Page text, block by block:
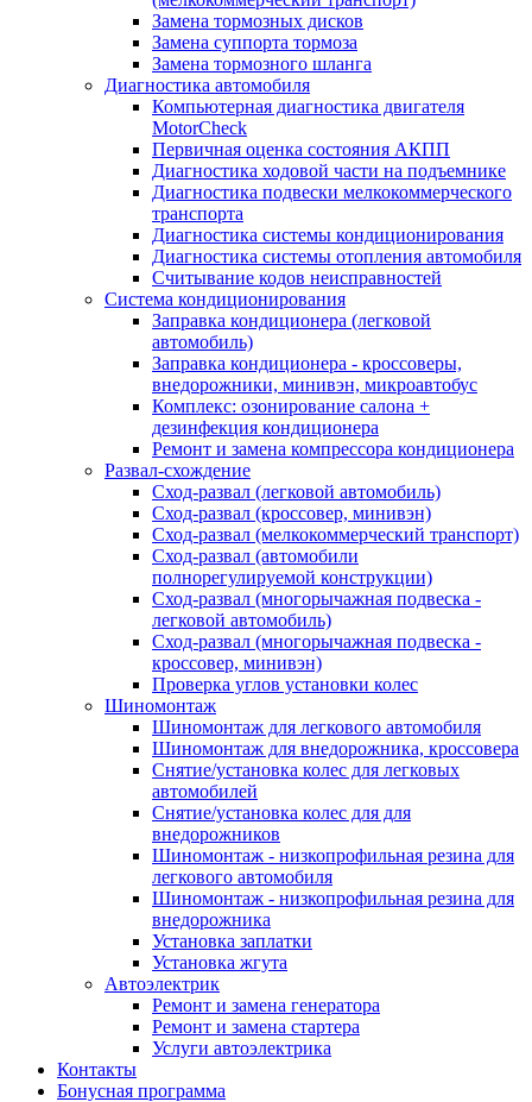
Замена тормозных дисков
Замена суппорта тормоза
Замена тормозного шланга
Диагностика автомобиля
Компьютерная диагностика двигателя
MotorCheсk
Первичная оценка состояния АКПП
Диагностика ходовой части на подъемнике
Диагностика подвески мелкокоммерческого
транспорта
Диагностика системы кондиционирования
Диагностика системы отопления автомобиля
Считывание кодов неисправностей
Система кондиционирования
Заправка кондиционера (легковой
автомобиль)
Заправка кондиционера - кроссоверы,
внедорожники, минивэн, микроавтобус
Комплекс: озонирование салона +
дезинфекция кондиционера
Ремонт и замена компрессора кондиционера
Развал-схождение
Сход-развал (легковой автомобиль)
Сход-развал (кроссовер, минивэн)
Сход-развал (мелкокоммерческий транспорт)
Сход-развал (автомобили
полнорегулируемой конструкции)
Сход-развал (многорычажная подвеска -
легковой автомобиль)
Сход-развал (многорычажная подвеска -
кроссовер, минивэн)
Проверка углов установки колес
Шиномонтаж
Шиномонтаж для легкового автомобиля
Шиномонтаж для внедорожника, кроссовера
Снятие/установка колес для легковых
автомобилей
Снятие/установка колес для для
внедорожников
Шиномонтаж - низкопрофильная резина для
легкового автомобиля
Шиномонтаж - низкопрофильная резина для
внедорожника
Установка заплатки
Установка жгута
Автоэлектрик
Ремонт и замена генератора
Ремонт и замена стартера
Услуги автоэлектрика
Контакты
Бонусная программа